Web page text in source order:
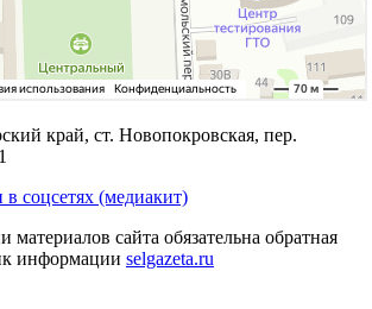
край, ст. Новопокровская, пер.
в соцсетях (медиакит)
материалов сайта обязательна обратная
информации selgazeta.ru